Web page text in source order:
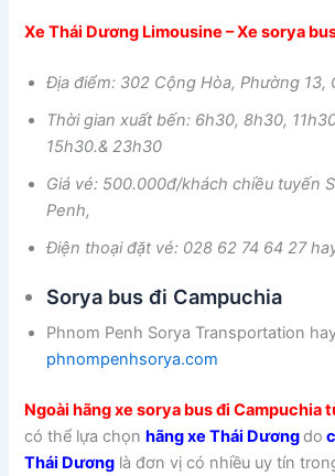
Xe Thái Dương Limousine – Xe sorya
Địa điểm: 302 Cộng Hòa, Phường 13,
Thời gian xuất bến: 6h30, 8h30,
15h30.& 23h30
Giá vé: 500.000đ/khách chiều tuyến
Penh,
Điện thoại đặt vé: 028 62 74 64 27
Sorya bus đi Campuchia
Phnom Penh Sorya Transportation
phnompenhsorya.com
Ngoài hãng xe sorya bus đi Campuchia
có thể lựa chọnhãng xe Thái Dươngdo
Thái Dương là đơn vị có nhiều uy tín